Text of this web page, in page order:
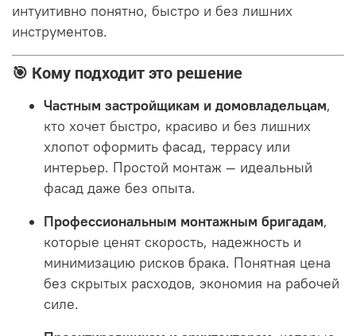
интуитивно понятно, быстро и без лишних
инструментов.
🎯 Кому подходит это решение
Частным застройщикам и домовладельцам,
кто хочет быстро, красиво и без лишних
хлопот оформить фасад, террасу или
интерьер. Простой монтаж — идеальный
фасад даже без опыта.
Профессиональным монтажным бригадам,
которые ценят скорость, надежность и
минимизацию рисков брака. Понятная цена
без скрытых расходов, экономия на рабочей
силе.